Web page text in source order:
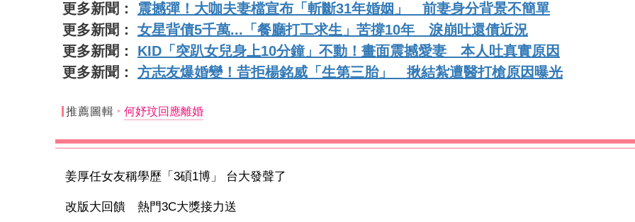
更多新聞： 震撼彈！大咖夫妻檔宣布「斬斷31年婚姻」 前妻身分背景不簡單
更多新聞： 女星背債5千萬...「餐廳打工求生」苦撐10年 淚崩吐還債近況
更多新聞： KID「突趴女兒身上10分鐘」不動！畫面震撼愛妻 本人吐真實原因
更多新聞： 方志友爆婚變！昔拒楊銘威「生第三胎」 揪結紮遭醫打槍原因曝光
推薦圖輯 何妤玟回應離婚
姜厚任女友稱學歷「3碩1博」 台大發聲了
改版大回饋 熱門3C大獎接力送